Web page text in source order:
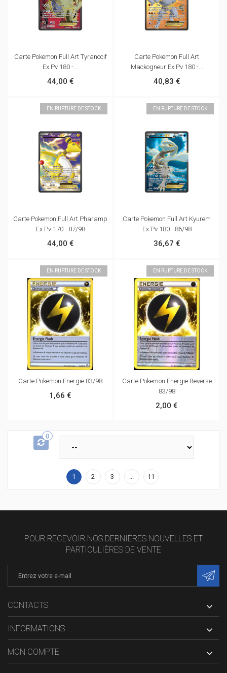
Carte Pokemon Full Art Tyranocif
Ex Pv 180 -...
44,00 €
Carte Pokemon Full Art
Mackogneur Ex Pv 180 -...
40,83 €
EN RUPTURE DE STOCK
Carte Pokemon Full Art Pharamp
Ex Pv 170 - 87/98
44,00 €
EN RUPTURE DE STOCK
Carte Pokemon Full Art Kyurem
Ex Pv 180 - 86/98
36,67 €
EN RUPTURE DE STOCK
Carte Pokemon Energie 83/98
1,66 €
EN RUPTURE DE STOCK
Carte Pokemon Energie Reverse
83/98
2,00 €
0
1 2 3 11
POUR RECEVOIR NOS DERNIÈRES NOUVELLES ET
PARTICULIÈRES DE VENTE
CONTACTS
INFORMATIONS
MON COMPTE